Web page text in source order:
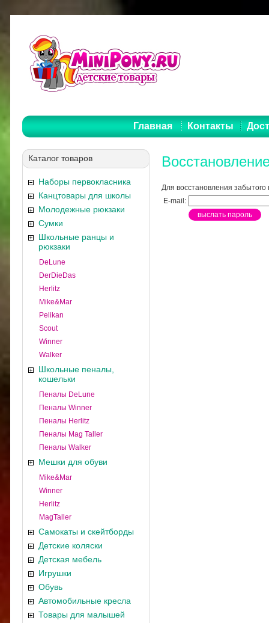
Главная Контакты
Каталог товаров
Наборы первокласника
Канцтовары для школы
Молодежные рюкзаки
Сумки
Школьные ранцы и
рюкзаки
DeLune
DerDieDas
Herlitz
Mike&Mar
Pelikan
Scout
Winner
Walker
Школьные пеналы,
кошельки
Пеналы DeLune
Пеналы Winner
Пеналы Herlitz
Пеналы Mag Taller
Пеналы Walker
Мешки для обуви
Mike&Mar
Winner
Herlitz
MagTaller
Самокаты и скейтборды
Детские коляски
Детская мебель
Игрушки
Обувь
Автомобильные кресла
Товары для малышей
Для восстановления
E-mail: